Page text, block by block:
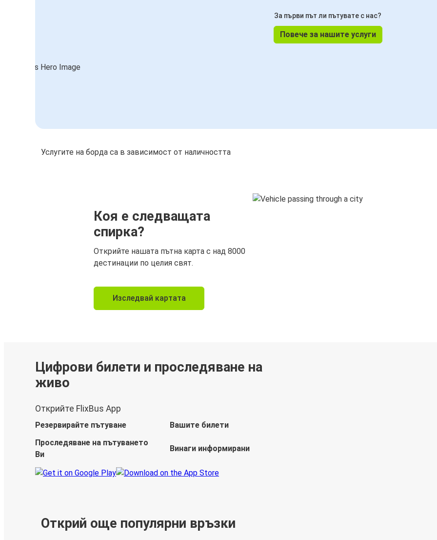
За първи път ли пътувате с нас?
Повече за нашите услуги
Услугите на борда са в зависимост от наличността
Коя е следващата
спирка?
Открийте нашата пътна карта с над 8000
дестинации по целия свят.
Изследвай картата
Цифрови билети и проследяване на
живо
Открийте FlixBus App
Резервирайте пътуване
Вашите билети
Проследяване на пътуването
Ви
Винаги информирани
Открий още популярни връзки